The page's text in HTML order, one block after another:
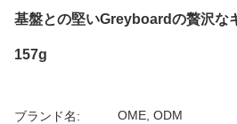
基盤との堅いGreyboardの贅沢な
157g
ブランド名: OME, ODM